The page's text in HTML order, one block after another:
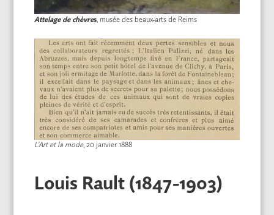
Attelage de chèvres , musée des beaux-arts de Reims
L’Art et la mode, 20 janvier 1888
Louis Rault (1847-1903)